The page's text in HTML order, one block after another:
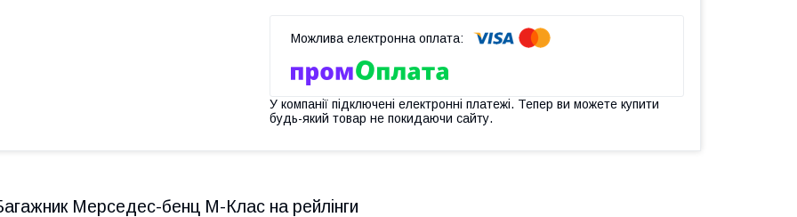
У компанії підключені електронні платежі. Тепер ви можете купити
будь-який товар не покидаючи сайту.
Мерседес-бенц М-Клас на рейлінги